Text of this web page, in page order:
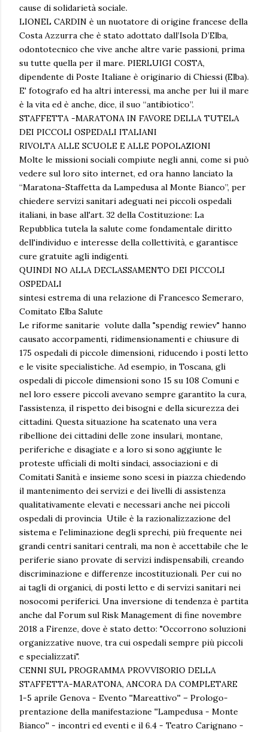
cause di solidarietà sociale.
LIONEL CARDIN è un nuotatore di origine francese della
Costa Azzurra che è stato adottato dall’Isola D’Elba,
odontotecnico che vive anche altre varie passioni, prima
su tutte quella per il mare. PIERLUIGI COSTA,
dipendente di Poste Italiane è originario di Chiessi (Elba).
E' fotografo ed ha altri interessi, ma anche per lui il mare
è la vita ed è anche, dice, il suo “antibiotico”.
STAFFETTA -MARATONA IN FAVORE DELLA TUTELA
DEI PICCOLI OSPEDALI ITALIANI
RIVOLTA ALLE SCUOLE E ALLE POPOLAZIONI
Molte le missioni sociali compiute negli anni, come si può
vedere sul loro sito internet, ed ora hanno lanciato la
“Maratona-Staffetta da Lampedusa al Monte Bianco”, per
chiedere servizi sanitari adeguati nei piccoli ospedali
italiani, in base all'art. 32 della Costituzione: La
Repubblica tutela la salute come fondamentale diritto
dell'individuo e interesse della collettività, e garantisce
cure gratuite agli indigenti.
QUINDI NO ALLA DECLASSAMENTO DEI PICCOLI
OSPEDALI
sintesi estrema di una relazione di Francesco Semeraro,
Comitato Elba Salute
Le riforme sanitarie volute dalla "spendig rewiev" hanno
causato accorpamenti, ridimensionamenti e chiusure di
175 ospedali di piccole dimensioni, riducendo i posti letto
e le visite specialistiche. Ad esempio, in Toscana, gli
ospedali di piccole dimensioni sono 15 su 108 Comuni e
nel loro essere piccoli avevano sempre garantito la cura,
l'assistenza, il rispetto dei bisogni e della sicurezza dei
cittadini. Questa situazione ha scatenato una vera
ribellione dei cittadini delle zone insulari, montane,
periferiche e disagiate e a loro si sono aggiunte le
proteste ufficiali di molti sindaci, associazioni e di
Comitati Sanità e insieme sono scesi in piazza chiedendo
il mantenimento dei servizi e dei livelli di assistenza
qualitativamente elevati e necessari anche nei piccoli
ospedali di provincia Utile è la razionalizzazione del
sistema e l'eliminazione degli sprechi, più frequente nei
grandi centri sanitari centrali, ma non è accettabile che le
periferie siano provate di servizi indispensabili, creando
discriminazione e differenze incostituzionali. Per cui no
ai tagli di organici, di posti letto e di servizi sanitari nei
nosocomi periferici. Una inversione di tendenza è partita
anche dal Forum sul Risk Management di fine novembre
2018 a Firenze, dove è stato detto: "Occorrono soluzioni
organizzative nuove, tra cui ospedali sempre più piccoli
e specializzati".
CENNI SUL PROGRAMMA PROVVISORIO DELLA
STAFFETTA-MARATONA, ANCORA DA COMPLETARE
1-5 aprile Genova - Evento ''Mareattivo'' – Prologo-
prentazione della manifestazione ''Lampedusa - Monte
Bianco'' - incontri ed eventi e il 6.4 - Teatro Carignano -